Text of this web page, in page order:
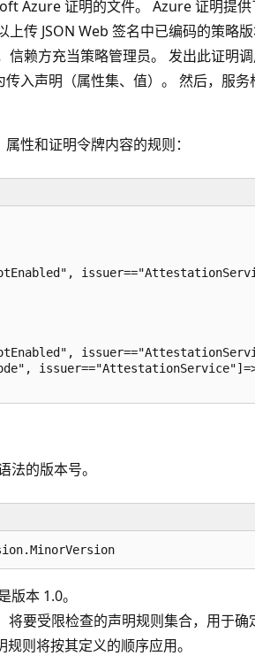
Azure 证明的文件。 Azure 证明提
上传 JSON Web 签名中已编码的策略
信赖方充当策略管理员。 发出此证明
入声明（属性集、值）。 然后，服务
性和证明令牌内容的规则：
法的版本号。
版本 1.0。
要受限检查的声明规则集合，用于确
规则将按其定义的顺序应用。